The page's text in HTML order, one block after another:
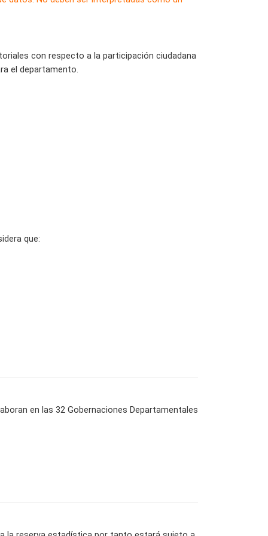
con respecto a la participación ciudadana
el departamento.
que:
en las 32 Gobernaciones Departamentales